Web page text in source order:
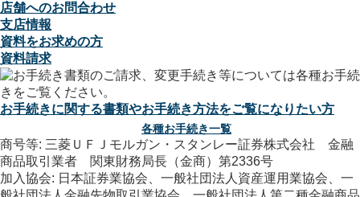
店舗へのお問合わせ
支店情報
資料をお求めの方
資料請求
お手続きに関する書類やお手続き方法をご覧になりたい方
各種お手続き一覧
商号等: 三菱ＵＦＪモルガン・スタンレー証券株式会社 金融
商品取引業者 関東財務局長（金商）第2336号
加入協会: 日本証券業協会、一般社団法人資産運用業協会、一